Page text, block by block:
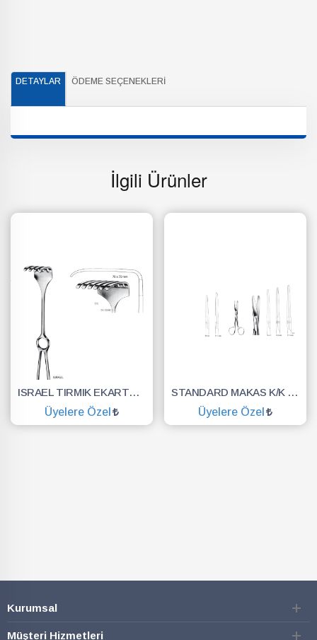
DETAYLAR ÖDEME SEÇENEKLERI
İlgili Ürünler
ISRAEL TIRMIK EKARTÖR 6 DİŞ 70X70MM 25,5CM
Üyelere Özel
STANDARD MAKAS K/K DÜZ 14.5 CM
Üyelere Özel
Kurumsal
Müşteri Hizmetleri